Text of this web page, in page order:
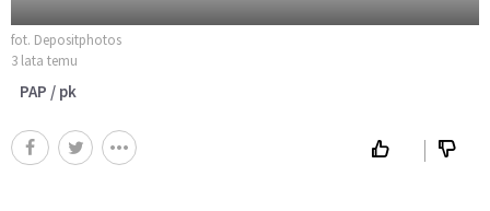
fot. Depositphotos
3 lata temu
PAP / pk